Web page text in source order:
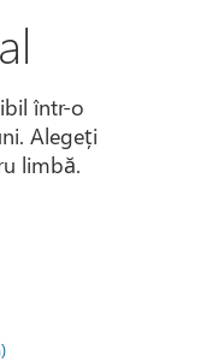
într-o
Alegeți
limbă.